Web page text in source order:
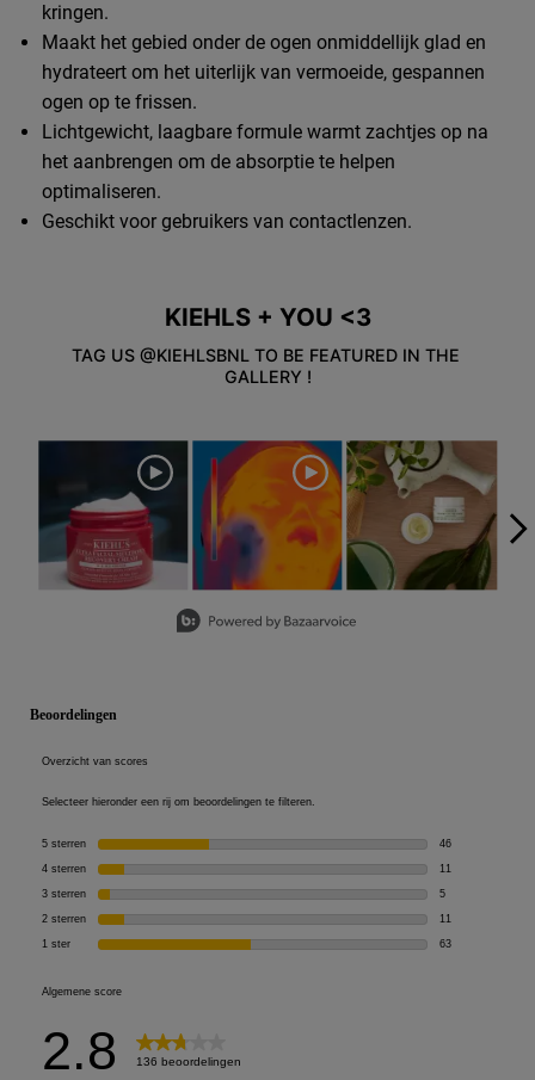
kringen.
Maakt het gebied onder de ogen onmiddellijk glad en
hydrateert om het uiterlijk van vermoeide, gespannen
ogen op te frissen.
Lichtgewicht, laagbare formule warmt zachtjes op na
het aanbrengen om de absorptie te helpen
optimaliseren.
Geschikt voor gebruikers van contactlenzen.
KIEHLS + YOU <3
TAG US @KIEHLSBNL TO BE FEATURED IN THE
GALLERY !
Media Carousel
Carousel with product photos. Use the previous and next buttons